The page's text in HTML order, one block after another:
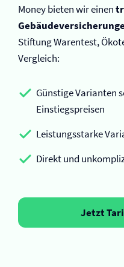
Money bieten wir einen
Stiftung Warentest,
Vergleich:
Günstige Varianten
Einstiegspreisen
Leistungsstarke
Direkt und
Jetzt